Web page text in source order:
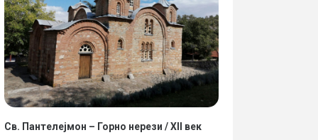
Св. Пантелејмон – Горно нерези / XII век